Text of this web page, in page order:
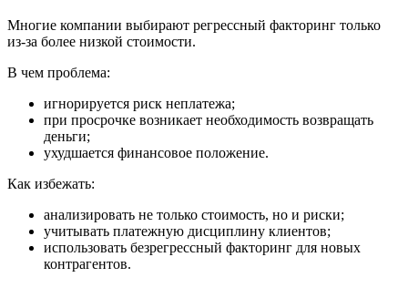
Многие компании выбирают регрессный факторинг только
из-за более низкой стоимости.
В чем проблема:
игнорируется риск неплатежа;
при просрочке возникает необходимость возвращать
деньги;
ухудшается финансовое положение.
Как избежать:
анализировать не только стоимость, но и риски;
учитывать платежную дисциплину клиентов;
использовать безрегрессный факторинг для новых
контрагентов.